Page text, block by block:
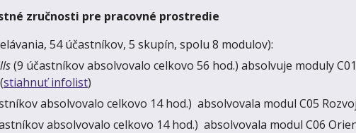
zručnosti pre pracovné prostredie
54 účastníkov, 5 skupín, spolu 8 modulov):
(9 účastníkov absolvovalo celkovo 56 hod.) absolvuje moduly
stiahnuť infolist)
absolvovalo celkovo 14 hod.) absolvovala modul C05
absolvovalo celkovo 14 hod.) absolvovala modul C06